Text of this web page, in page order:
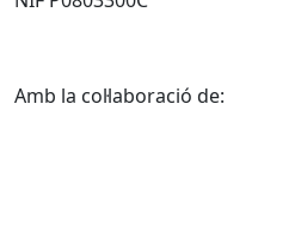
Amb la col·laboració de: